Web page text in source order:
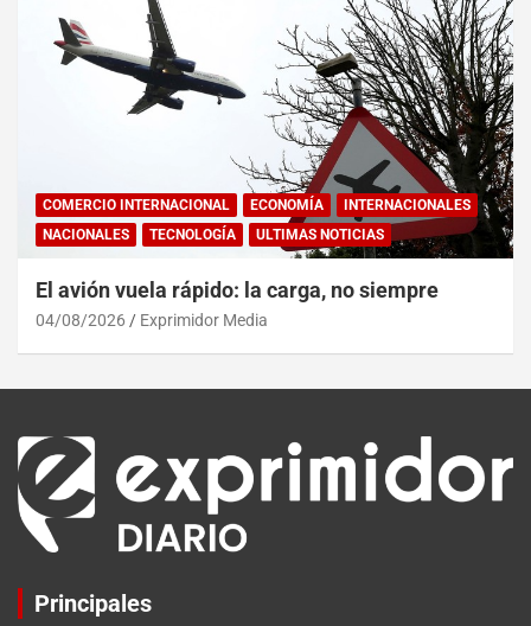
COMERCIO INTERNACIONAL ECONOMÍA
INTERNACIONALES
NACIONALES
TECNOLOGÍA ULTIMAS NOTICIAS
El avión vuela rápido: la carga, no siempre
04/08/2026 Exprimidor Media
Principales